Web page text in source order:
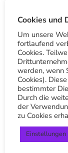
Cookies und
Um unsere
fortlaufend
Cookies.
werden, wenn
Cookies).
bestimmter
Durch die
der
zu Cookies
Einstellungen